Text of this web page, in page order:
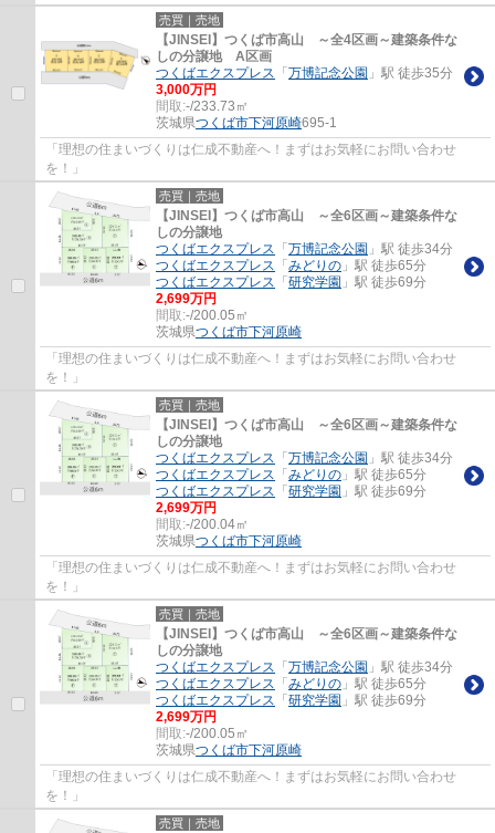
売買｜売地
【JINSEI】つくば市高山 ～全4区画～建築条件な
しの分譲地 A区画
つくばエクスプレス 「 万博記念公園 」駅 徒歩35分
3,000万円
間取:-/233.73㎡
茨城県つくば市下河原崎695-1
「理想の住まいづくりは仁成不動産へ！まずはお気軽にお問い合わせ
を！」
売買｜売地
【JINSEI】つくば市高山 ～全6区画～建築条件な
しの分譲地
つくばエクスプレス 「 万博記念公園 」駅 徒歩34分
つくばエクスプレス 「 みどりの 」駅 徒歩65分
つくばエクスプレス 「 研究学園 」駅 徒歩69分
2,699万円
間取:-/200.05㎡
茨城県つくば市下河原崎
「理想の住まいづくりは仁成不動産へ！まずはお気軽にお問い合わせ
を！」
売買｜売地
【JINSEI】つくば市高山 ～全6区画～建築条件な
しの分譲地
つくばエクスプレス 「 万博記念公園 」駅 徒歩34分
つくばエクスプレス 「 みどりの 」駅 徒歩65分
つくばエクスプレス 「 研究学園 」駅 徒歩69分
2,699万円
間取:-/200.04㎡
茨城県つくば市下河原崎
「理想の住まいづくりは仁成不動産へ！まずはお気軽にお問い合わせ
を！」
売買｜売地
【JINSEI】つくば市高山 ～全6区画～建築条件な
しの分譲地
つくばエクスプレス 「 万博記念公園 」駅 徒歩34分
つくばエクスプレス 「 みどりの 」駅 徒歩65分
つくばエクスプレス 「 研究学園 」駅 徒歩69分
2,699万円
間取:-/200.05㎡
茨城県つくば市下河原崎
「理想の住まいづくりは仁成不動産へ！まずはお気軽にお問い合わせ
を！」
売買｜売地